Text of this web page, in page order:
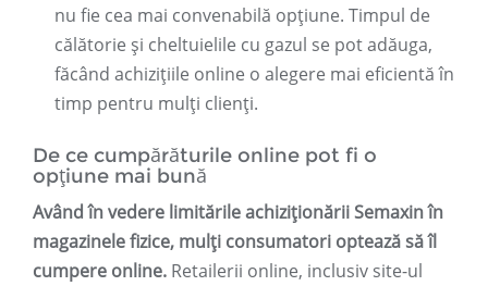
nu fie cea mai convenabilă opțiune. Timpul de
călătorie și cheltuielile cu gazul se pot adăuga,
făcând achizițiile online o alegere mai eficientă în
timp pentru mulți clienți.
De ce cumpărăturile online pot fi o
opțiune mai bună
Având în vedere limitările achiziționării Semaxin în
magazinele fizice, mulți consumatori optează să îl
cumpere online. Retailerii online, inclusiv site-ul